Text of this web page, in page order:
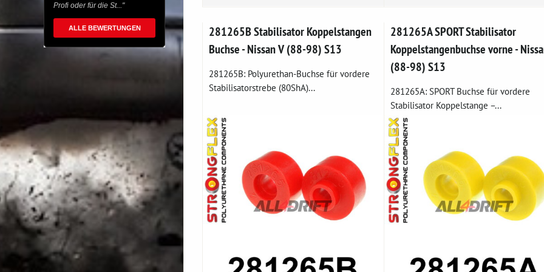
281265B Stabilisator Koppelstangen
Buchse - Nissan V (88-98) S13
281265B: Polyurethan-Buchse für vordere
Stabilisatorstrebe (80ShA)...
281265A SPORT Stabilisator
Koppelstangenbuchse vorne -
(88-98) S13
281265A: SPORT Buchse für vordere
Stabilisator Koppelstange –...
Profi oder für die St..."
ALLE BEWERTUNGEN